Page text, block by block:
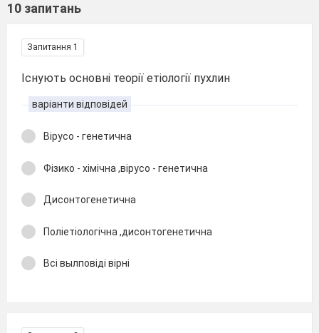
10 запитань
Запитання 1
Існують основні теорії етіології пухлин
варіанти відповідей
Вірусо - генетична
Фізико - хімічна ,вірусо - генетична
Дисонтогенетична
Поліетіологічна ,дисонтогенетична
Всі вылповіді вірні